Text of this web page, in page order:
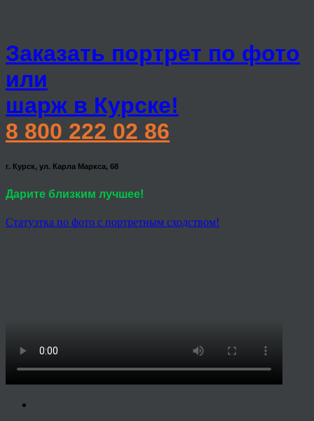
Заказать портрет по фото
или
шарж в Курске!
8 800 222 02 86
г. Курск, ул. Карла Маркса, 68
Дарите близким лучшее!
Статуэтка по фото с портретным сходством!